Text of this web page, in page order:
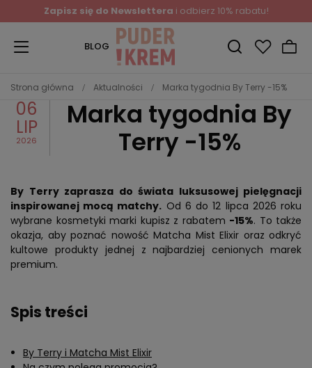
Zapisz się do Newslettera i odbierz 10% rabatu!
BLOG
Strona główna Aktualności Marka tygodnia By Terry -15%
06
LIP
2026
Marka tygodnia By
Terry -15%
By Terry zaprasza do świata luksusowej pielęgnacji
inspirowanej mocą matchy. Od 6 do 12 lipca 2026 roku
wybrane kosmetyki marki kupisz z rabatem -15%. To także
okazja, aby poznać nowość Matcha Mist Elixir oraz odkryć
kultowe produkty jednej z najbardziej cenionych marek
premium.
Spis treści
By Terry i Matcha Mist Elixir